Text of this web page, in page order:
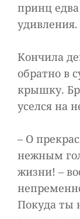
принц едва
удивления.
Кончила
обратно в
крышку.
уселся на
– О
нежным
жизни! –
Покуда ты